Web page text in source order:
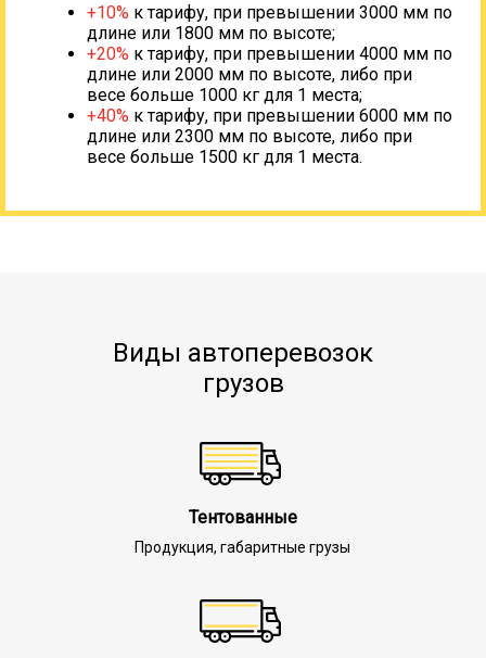
+10% к тарифу, при превышении 3000 мм по
длине или 1800 мм по высоте;
+20% к тарифу, при превышении 4000 мм по
длине или 2000 мм по высоте, либо при
весе больше 1000 кг для 1 места;
+40% к тарифу, при превышении 6000 мм по
длине или 2300 мм по высоте, либо при
весе больше 1500 кг для 1 места.
Виды автоперевозок
грузов
Тентованные
Продукция, габаритные грузы